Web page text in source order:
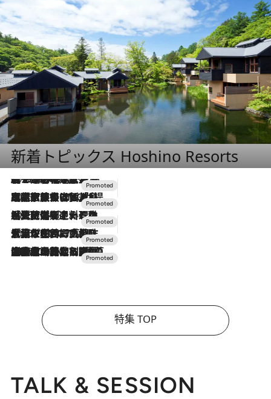
新着トピックス Hoshino Resorts
2026.8.7
【トンボの足水浴】ヒノキの香りに包まれて涼感マックス！約13℃の湧水かけ流しを避暑地「星野温泉 トンボの湯」で体験
2026.7.31
【ホテル帰省】という選択肢をOMOが提案。家族とほどよい距離を保つには「昼は実家、夜は気兼ねなくホテルで！」
2026.7.24
【夏限定ディナーコース】旬を迎える稚鮎や花ズッキーニなどをイタリア・トスカーナの郷土料理の手法で満喫！
2026.7.17
「土佐和ハーブかき氷」がOMO7高知に登場！生姜、山椒、大葉など目にも舌にも涼を呼ぶ郷土の味
2026.7.10
NEW OPEN！【界 草津】名湯の地に誕生。趣の異なる2種の温泉と上州ならではの会席・蕎麦割烹など美食を味わう究極の癒やし旅
特集 TOP
TALK & SESSION